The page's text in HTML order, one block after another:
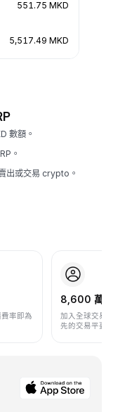
551.75 MKD
5,517.49 MKD
數額。
。
出或交易 crypto。
率即為
8,600 萬+
加入全球交易
先的交易平臺